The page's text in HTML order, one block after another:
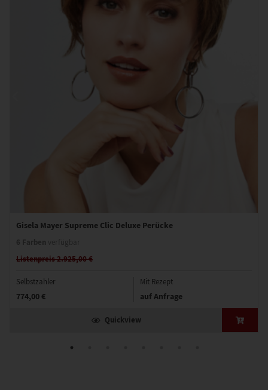
Gisela Mayer Supreme Clic Deluxe Perücke
Listenpreis 2.925,00 €
Selbstzahler
774,00 €
Mit Rezept
auf Anfrage
Quickview